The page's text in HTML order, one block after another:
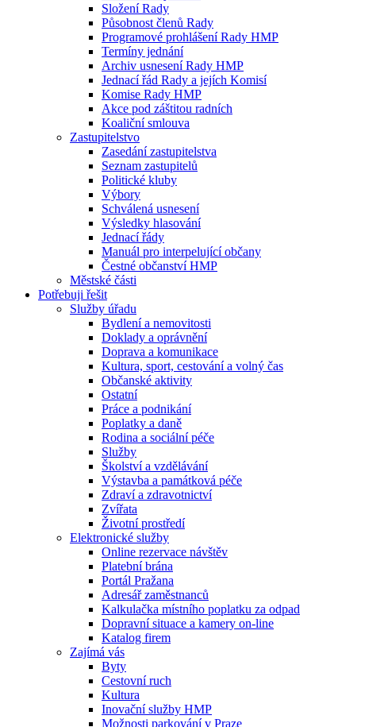
Složení Rady
Působnost členů Rady
Programové prohlášení Rady HMP
Termíny jednání
Archiv usnesení Rady HMP
Jednací řád Rady a jejích Komisí
Komise Rady HMP
Akce pod záštitou radních
Koaliční smlouva
Zastupitelstvo
Zasedání zastupitelstva
Seznam zastupitelů
Politické kluby
Výbory
Schválená usnesení
Výsledky hlasování
Jednací řády
Manuál pro interpelující občany
Čestné občanství HMP
Městské části
Potřebuji řešit
Služby úřadu
Bydlení a nemovitosti
Doklady a oprávnění
Doprava a komunikace
Kultura, sport, cestování a volný čas
Občanské aktivity
Ostatní
Práce a podnikání
Poplatky a daně
Rodina a sociální péče
Služby
Školství a vzdělávání
Výstavba a památková péče
Zdraví a zdravotnictví
Zvířata
Životní prostředí
Elektronické služby
Online rezervace návštěv
Platební brána
Portál Pražana
Adresář zaměstnanců
Kalkulačka místního poplatku za odpad
Dopravní situace a kamery on-line
Katalog firem
Zajímá vás
Byty
Cestovní ruch
Kultura
Inovační služby HMP
Možnosti parkování v Praze